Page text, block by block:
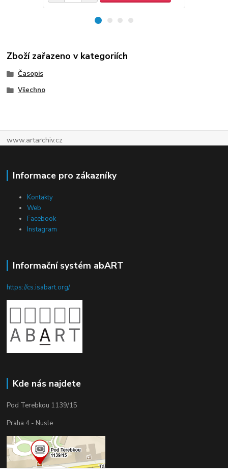
Zboží zařazeno v kategoriích
Časopis
Všechno
www.artarchiv.cz
Informace pro zákazníky
Kontakty
Web
Facebook
Instagram
Informační systém abART
https://cs.isabart.org/
Kde nás najdete
Pod Terebkou 1139/15
Praha 4 - Nusle